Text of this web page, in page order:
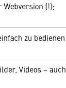
(!);
zu bedienen
Videos – auch